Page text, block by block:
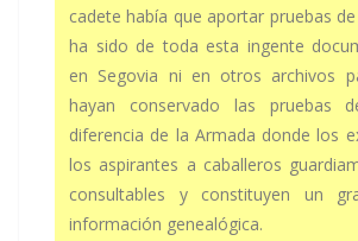
cadete había que aportar pruebas
ha sido de toda esta ingente
en Segovia ni en otros archivos
hayan conservado las pruebas
diferencia de la Armada donde los
los aspirantes a caballeros
consultables y constituyen un
información genealógica.